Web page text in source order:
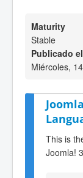
Maturity
Stable
Publicado el
Miércoles,
This is
Joomla!